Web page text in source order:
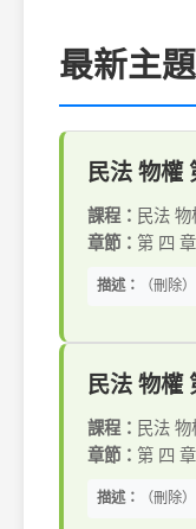
最新主
民法 物權
課程： 民法 物
章節： 第 四 章
描述： （刪除）
民法 物權
課程： 民法 物
章節： 第 四 章
描述： （刪除）